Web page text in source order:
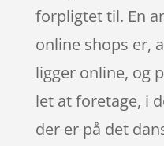
forpligtet til. En
online shops er,
ligger online, og
let at foretage, i
der er på det